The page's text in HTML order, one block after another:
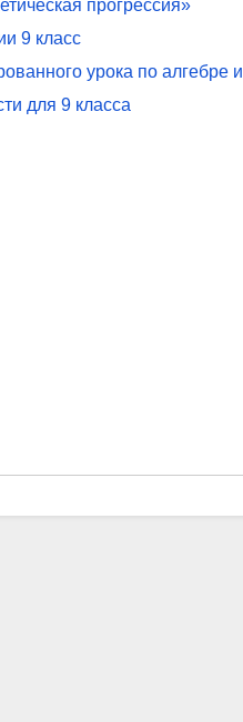
прогрессия»
9 класс
урока по алгебре и
для 9 класса